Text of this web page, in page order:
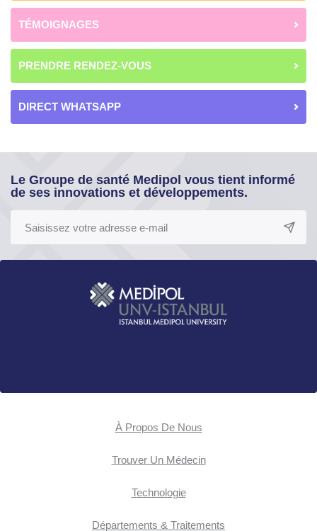
TÉMOIGNAGES
PRENDRE RENDEZ-VOUS
DIRECT WHATSAPP
Le Groupe de santé Medipol vous tient informé
de ses innovations et développements.
À Propos De Nous
Trouver Un Médecin
Technologie
Départements & Traitements